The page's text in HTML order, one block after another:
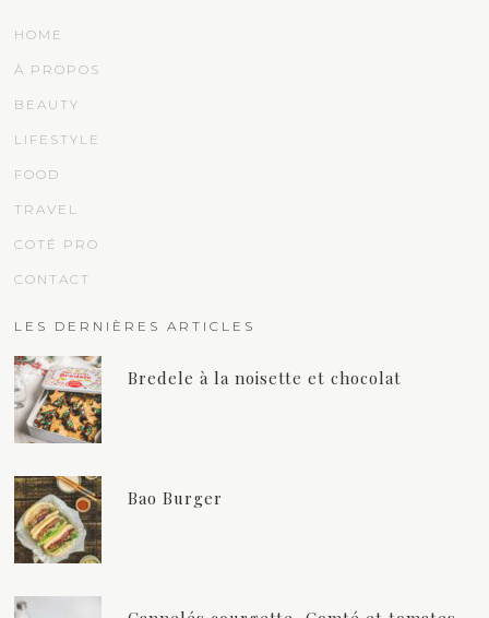
HOME
À PROPOS
BEAUTY
LIFESTYLE
FOOD
TRAVEL
COTÉ PRO
CONTACT
LES DERNIÈRES ARTICLES
Bredele à la noisette et chocolat
Bao Burger